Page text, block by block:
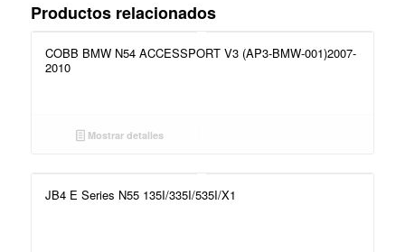
Productos relacionados
COBB BMW N54 ACCESSPORT V3 (AP3-BMW-001)2007-
2010
Mostrar detalles
JB4 E Series N55 135I/335I/535I/X1